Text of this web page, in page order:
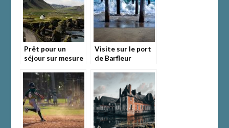
Prêt pour un
séjour sur mesure
Visite sur le port
de Barfleur